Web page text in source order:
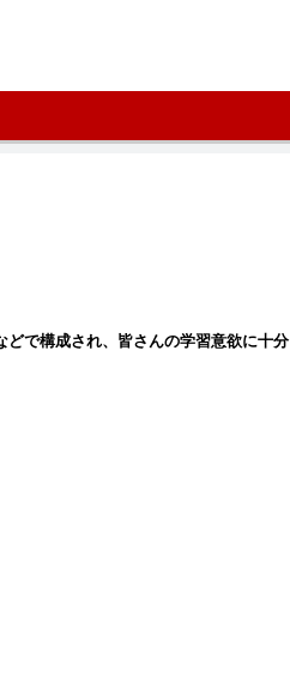
で構成され、皆さんの学習意欲に十分